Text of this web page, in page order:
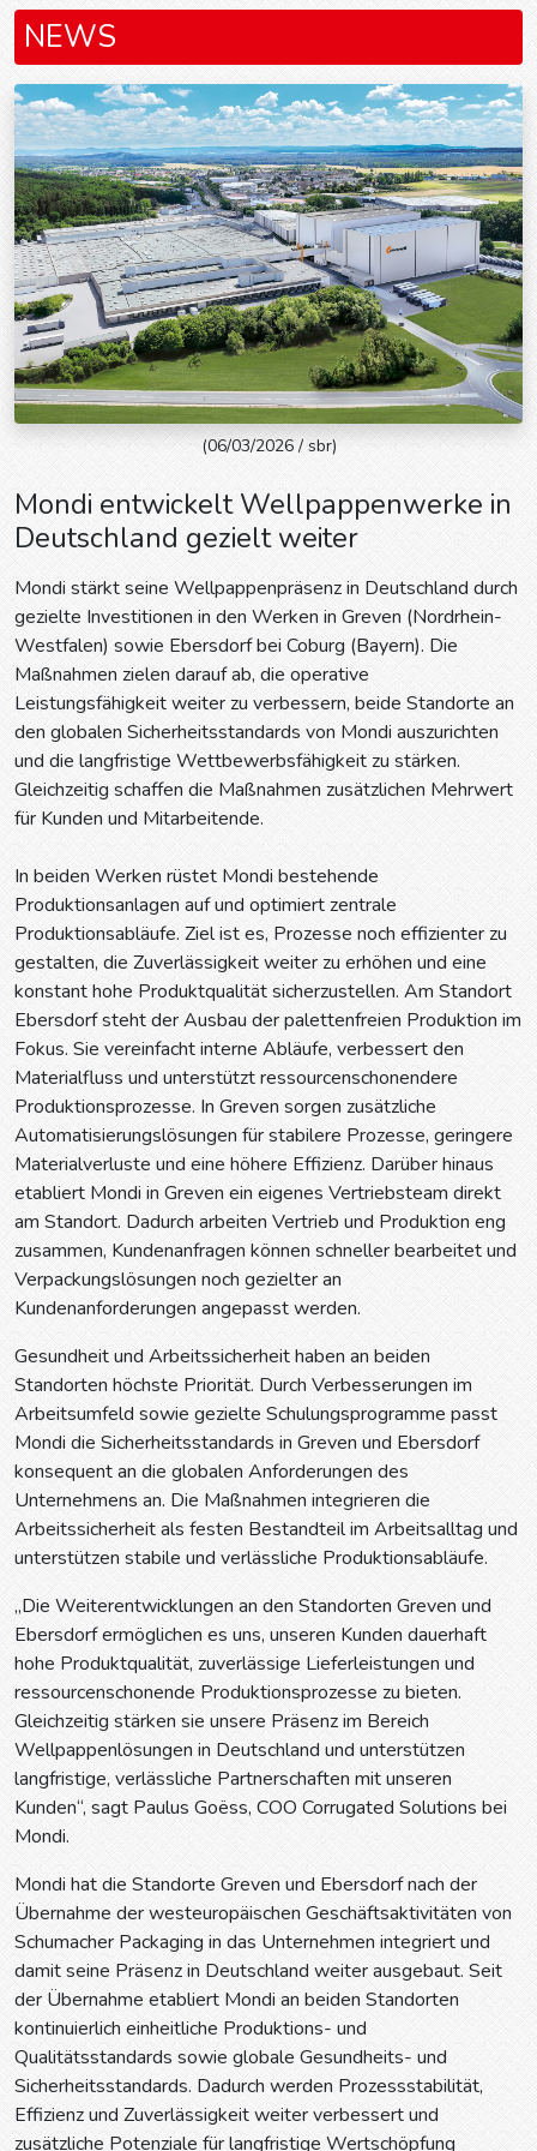
NEWS
(06/03/2026 / sbr)
Mondi entwickelt Wellpappenwerke in
Deutschland gezielt weiter
Mondi stärkt seine Wellpappenpräsenz in Deutschland durch
gezielte Investitionen in den Werken in Greven (Nordrhein-
Westfalen) sowie Ebersdorf bei Coburg (Bayern). Die
Maßnahmen zielen darauf ab, die operative
Leistungsfähigkeit weiter zu verbessern, beide Standorte an
den globalen Sicherheitsstandards von Mondi auszurichten
und die langfristige Wettbewerbsfähigkeit zu stärken.
Gleichzeitig schaffen die Maßnahmen zusätzlichen Mehrwert
für Kunden und Mitarbeitende.
In beiden Werken rüstet Mondi bestehende
Produktionsanlagen auf und optimiert zentrale
Produktionsabläufe. Ziel ist es, Prozesse noch effizienter zu
gestalten, die Zuverlässigkeit weiter zu erhöhen und eine
konstant hohe Produktqualität sicherzustellen. Am Standort
Ebersdorf steht der Ausbau der palettenfreien Produktion im
Fokus. Sie vereinfacht interne Abläufe, verbessert den
Materialfluss und unterstützt ressourcenschonendere
Produktionsprozesse. In Greven sorgen zusätzliche
Automatisierungslösungen für stabilere Prozesse, geringere
Materialverluste und eine höhere Effizienz. Darüber hinaus
etabliert Mondi in Greven ein eigenes Vertriebsteam direkt
am Standort. Dadurch arbeiten Vertrieb und Produktion eng
zusammen, Kundenanfragen können schneller bearbeitet und
Verpackungslösungen noch gezielter an
Kundenanforderungen angepasst werden.
Gesundheit und Arbeitssicherheit haben an beiden
Standorten höchste Priorität. Durch Verbesserungen im
Arbeitsumfeld sowie gezielte Schulungsprogramme passt
Mondi die Sicherheitsstandards in Greven und Ebersdorf
konsequent an die globalen Anforderungen des
Unternehmens an. Die Maßnahmen integrieren die
Arbeitssicherheit als festen Bestandteil im Arbeitsalltag und
unterstützen stabile und verlässliche Produktionsabläufe.
„Die Weiterentwicklungen an den Standorten Greven und
Ebersdorf ermöglichen es uns, unseren Kunden dauerhaft
hohe Produktqualität, zuverlässige Lieferleistungen und
ressourcenschonende Produktionsprozesse zu bieten.
Gleichzeitig stärken sie unsere Präsenz im Bereich
Wellpappenlösungen in Deutschland und unterstützen
langfristige, verlässliche Partnerschaften mit unseren
Kunden“, sagt Paulus Goëss, COO Corrugated Solutions bei
Mondi.
Mondi hat die Standorte Greven und Ebersdorf nach der
Übernahme der westeuropäischen Geschäftsaktivitäten von
Schumacher Packaging in das Unternehmen integriert und
damit seine Präsenz in Deutschland weiter ausgebaut. Seit
der Übernahme etabliert Mondi an beiden Standorten
kontinuierlich einheitliche Produktions- und
Qualitätsstandards sowie globale Gesundheits- und
Sicherheitsstandards. Dadurch werden Prozessstabilität,
Effizienz und Zuverlässigkeit weiter verbessert und
zusätzliche Potenziale für langfristige Wertschöpfung